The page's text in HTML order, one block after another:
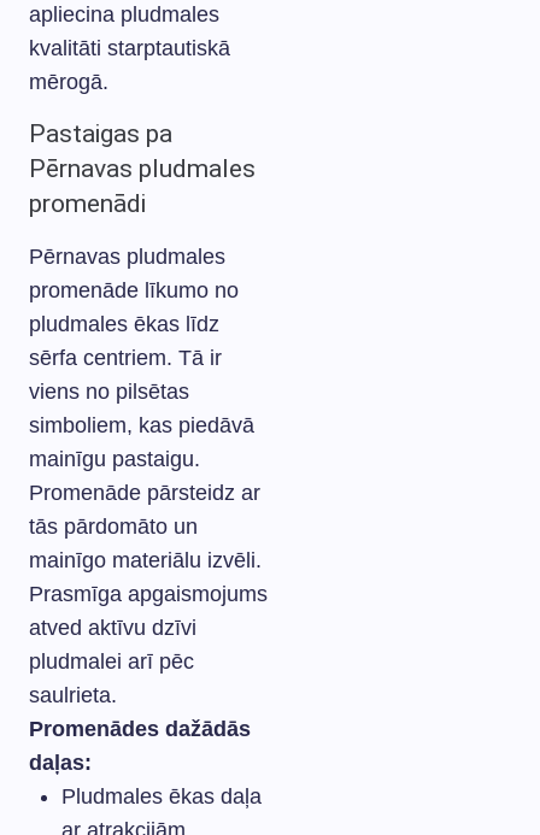
apliecina pludmales
kvalitāti starptautiskā
mērogā.
Pastaigas pa
Pērnavas pludmales
promenādi
Pērnavas pludmales
promenāde līkumo no
pludmales ēkas līdz
sērfa centriem. Tā ir
viens no pilsētas
simboliem, kas piedāvā
mainīgu pastaigu.
Promenāde pārsteidz ar
tās pārdomāto un
mainīgo materiālu izvēli.
Prasmīga apgaismojums
atved aktīvu dzīvi
pludmalei arī pēc
saulrieta.
Promenādes dažādās
daļas:
Pludmales ēkas daļa
ar atrakcijām